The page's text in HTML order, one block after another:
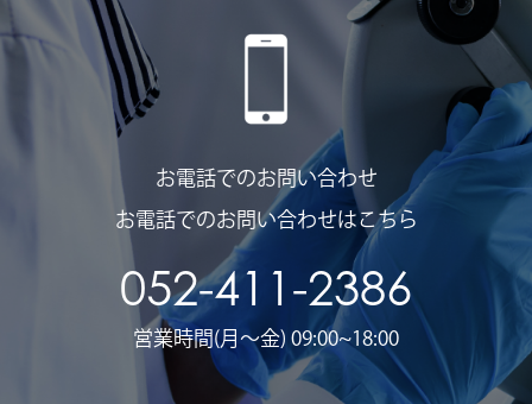
お電話でのお問い合わせ
お電話でのお問い合わせはこちら
052-411-2386
営業時間(月〜金) 09:00~18:00